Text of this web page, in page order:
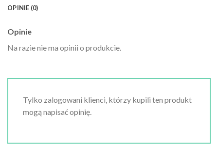
OPINIE (0)
Opinie
Na razie nie ma opinii o produkcie.
Tylko zalogowani klienci, którzy kupili ten produkt
mogą napisać opinię.